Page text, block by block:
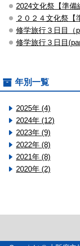
2024文化祭【準備
２０２４文化祭【
修学旅行３日目（
修学旅行３日目
年別一覧
2025年 (4)
2024年 (12)
2023年 (9)
2022年 (8)
2021年 (8)
2020年 (2)